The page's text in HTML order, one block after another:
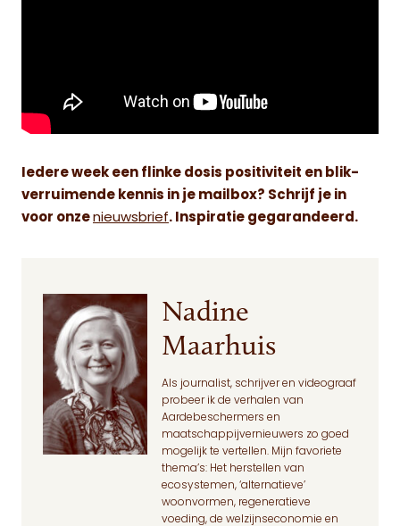
edere week een flinke dosis positiviteit en blik-
verruimende kennis in je mailbox? Schrijf je in
voor onze nieuwsbrief. Inspiratie gegarandeerd.
Nadine
Maarhuis
Als journalist, schrijver en videograaf
probeer ik de verhalen van
Aardebeschermers en
maatschappijvernieuwers zo goed
mogelijk te vertellen. Mijn favoriete
thema’s: Het herstellen van
ecosystemen, ‘alternatieve’
woonvormen, regeneratieve
voeding, de welzijnseconomie en